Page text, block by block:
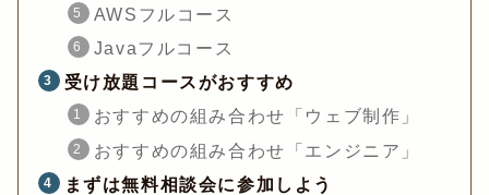
AWSフルコース
Javaフルコース
受け放題コースがおすすめ
おすすめの組み合わせ「ウェブ制作」
おすすめの組み合わせ「エンジニア」
まずは無料相談会に参加しよう